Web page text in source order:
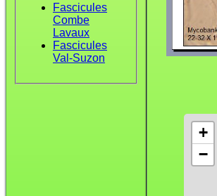
Fascicules
Combe
Lavaux
Fascicules
Val-Suzon
+
−